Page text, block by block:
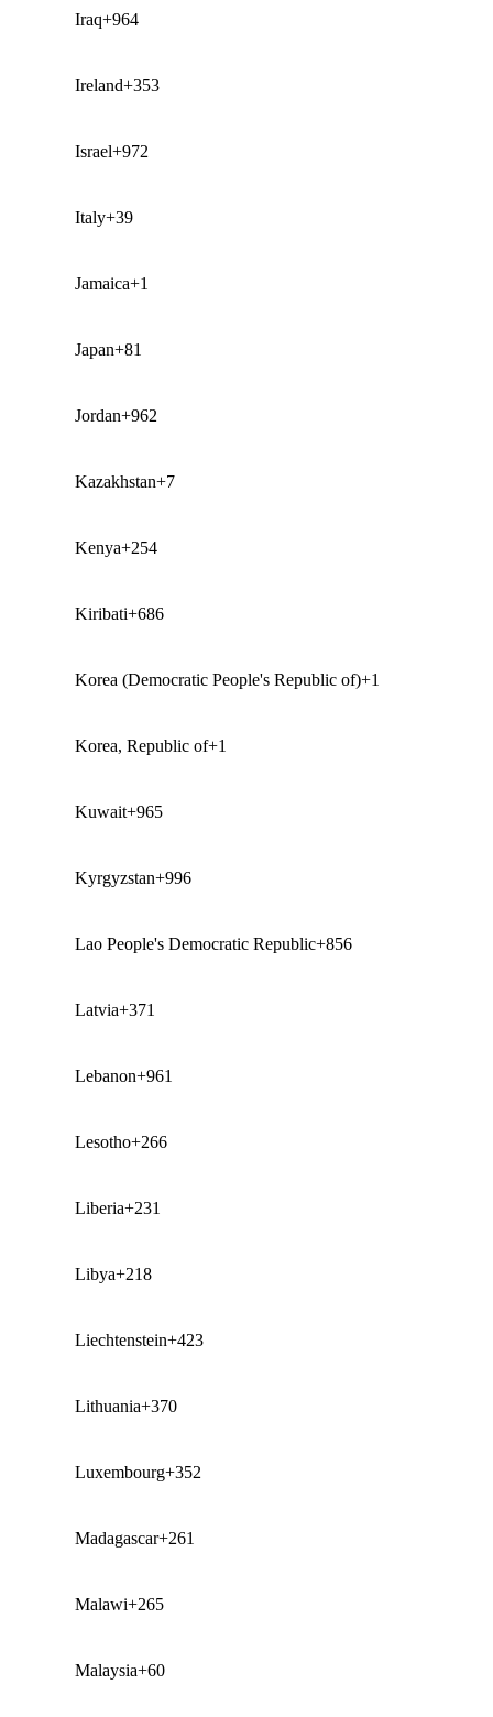
Iraq+964
Ireland+353
Israel+972
Italy+39
Jamaica+1
Japan+81
Jordan+962
Kazakhstan+7
Kenya+254
Kiribati+686
Korea (Democratic People's Republic of)+1
Korea, Republic of+1
Kuwait+965
Kyrgyzstan+996
Lao People's Democratic Republic+856
Latvia+371
Lebanon+961
Lesotho+266
Liberia+231
Libya+218
Liechtenstein+423
Lithuania+370
Luxembourg+352
Madagascar+261
Malawi+265
Malaysia+60